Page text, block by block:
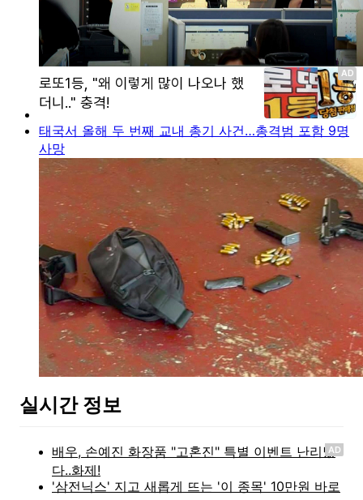
태국서 올해 두 번째 교내 총기 사건…총격범 포함 9명
사망
실시간 정보
AD